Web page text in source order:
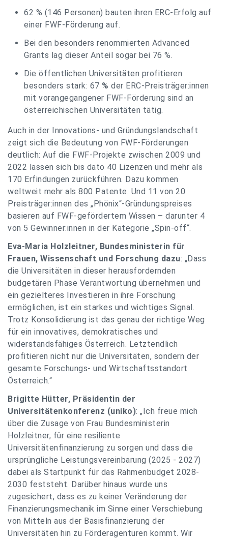
62 % (146 Personen) bauten ihren ERC-Erfolg auf
einer FWF-Förderung auf.
Bei den besonders renommierten Advanced
Grants lag dieser Anteil sogar bei 76 %.
Die öffentlichen Universitäten profitieren
besonders stark: 67 % der ERC-Preisträger:innen
mit vorangegangener FWF-Förderung sind an
österreichischen Universitäten tätig.
Auch in der Innovations- und Gründungslandschaft
zeigt sich die Bedeutung von FWF-Förderungen
deutlich: Auf die FWF-Projekte zwischen 2009 und
2022 lassen sich bis dato 40 Lizenzen und mehr als
170 Erfindungen zurückführen. Dazu kommen
weltweit mehr als 800 Patente. Und 11 von 20
Preisträger:innen des „Phönix“-Gründungspreises
basieren auf FWF-gefördertem Wissen – darunter 4
von 5 Gewinner:innen in der Kategorie „Spin-off“.
Eva-Maria Holzleitner, Bundesministerin für
Frauen, Wissenschaft und Forschung dazu: „Dass
die Universitäten in dieser herausfordernden
budgetären Phase Verantwortung übernehmen und
ein gezielteres Investieren in ihre Forschung
ermöglichen, ist ein starkes und wichtiges Signal.
Trotz Konsolidierung ist das genau der richtige Weg
für ein innovatives, demokratisches und
widerstandsfähiges Österreich. Letztendlich
profitieren nicht nur die Universitäten, sondern der
gesamte Forschungs- und Wirtschaftsstandort
Österreich.“
Brigitte Hütter, Präsidentin der
Universitätenkonferenz (uniko): „Ich freue mich
über die Zusage von Frau Bundesministerin
Holzleitner, für eine resiliente
Universitätenfinanzierung zu sorgen und dass die
ursprüngliche Leistungsvereinbarung (2025 - 2027)
dabei als Startpunkt für das Rahmenbudget 2028-
2030 feststeht. Darüber hinaus wurde uns
zugesichert, dass es zu keiner Veränderung der
Finanzierungsmechanik im Sinne einer Verschiebung
von Mitteln aus der Basisfinanzierung der
Universitäten hin zu Förderagenturen kommt. Wir